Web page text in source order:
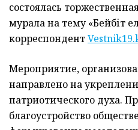
состоялась
мурала на тему «Бейбіт
корреспондент
Мероприятие,
направлено на
патриотического духа.
благоустройство